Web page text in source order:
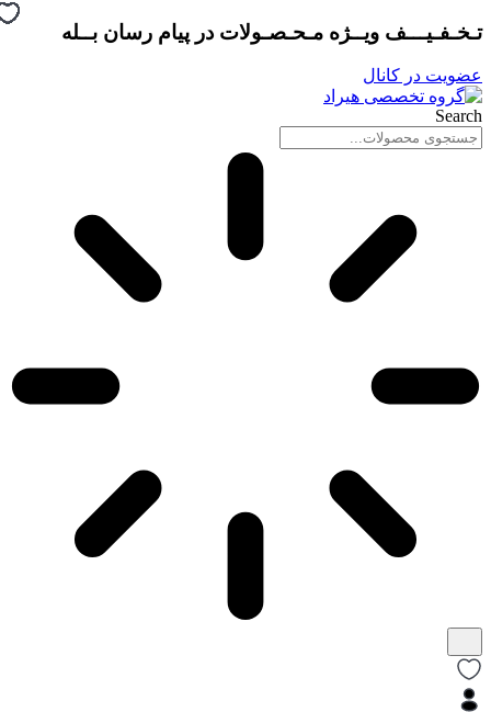
پرش
محتوا
تـخـفـیـــف ویــژه مـحـصـولات در پیام رسان بــله
عضویت در کانال
Search